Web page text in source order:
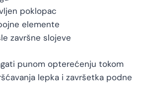
poklopac
elemente
završne slojeve
punom opterećenju tokom
lepka i završetka podne